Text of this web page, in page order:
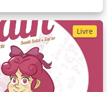
Livre